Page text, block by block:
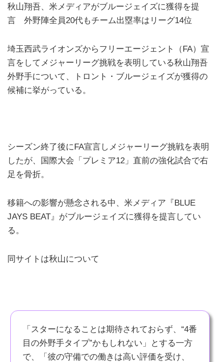
秋山翔吾、米メディアがブルージェイズに獲得を提
言 外野陣全員20代もチーム出塁率はリーグ14位
埼玉西武ライオンズからフリーエージェント（FA）宣
言をしてメジャーリーグ挑戦を表明している秋山翔吾
外野手について、トロント・ブルージェイズが獲得の
候補に挙がっている。
シーズン終了後にFA宣言しメジャーリーグ挑戦を表明
したが、国際大会「プレミア12」直前の強化試合で右
足を骨折。
移籍への影響が懸念される中、米メディア『BLUE
JAYS BEAT』がブルージェイズに獲得を提言してい
る。
同サイトは秋山について
「スターになることは期待されておらず、“4番
目の外野手タイプ”かもしれない」とする一方
で、「彼の守備での働きは高い評価を受け、